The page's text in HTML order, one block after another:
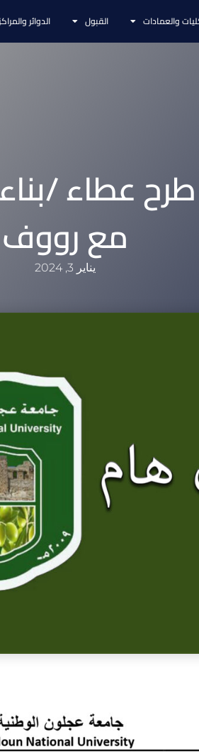
والعمادات القبول الدوائر
عطاء /
مع رووف
يناير 3, 2024